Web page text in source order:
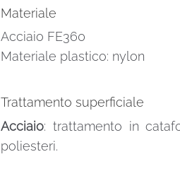
Materiale
Acciaio FE360
Materiale plastico: nylon
Trattamento superficiale
Acciaio: trattamento in
poliesteri.